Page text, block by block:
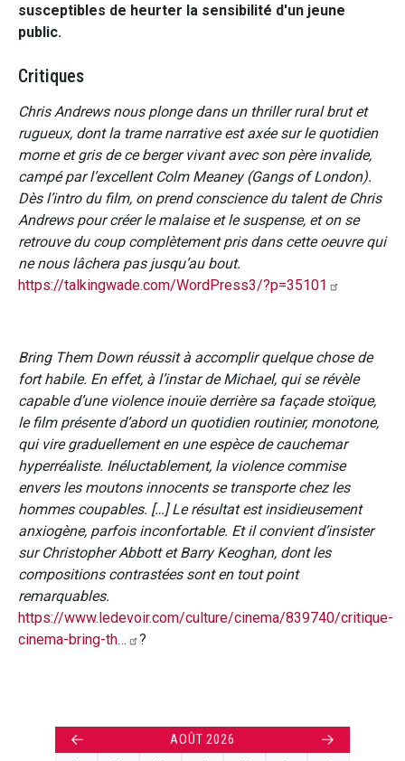
susceptibles de heurter la sensibilité d'un jeune
public.
Critiques
Chris Andrews nous plonge dans un thriller rural brut et
rugueux, dont la trame narrative est axée sur le quotidien
morne et gris de ce berger vivant avec son père invalide,
campé par l’excellent Colm Meaney (Gangs of London).
Dès l’intro du film, on prend conscience du talent de Chris
Andrews pour créer le malaise et le suspense, et on se
retrouve du coup complètement pris dans cette oeuvre qui
ne nous lâchera pas jusqu’au bout.
https://talkingwade.com/WordPress3/?p=35101
Bring Them Down réussit à accomplir quelque chose de
fort habile. En effet, à l’instar de Michael, qui se révèle
capable d’une violence inouïe derrière sa façade stoïque,
le film présente d’abord un quotidien routinier, monotone,
qui vire graduellement en une espèce de cauchemar
hyperréaliste. Inéluctablement, la violence commise
envers les moutons innocents se transporte chez les
hommes coupables. […] Le résultat est insidieusement
anxiogène, parfois inconfortable. Et il convient d’insister
sur Christopher Abbott et Barry Keoghan, dont les
compositions contrastées sont en tout point
remarquables.
https://www.ledevoir.com/culture/cinema/839740/critique-
cinema-bring-th…
?
← AOÛT 2026 →